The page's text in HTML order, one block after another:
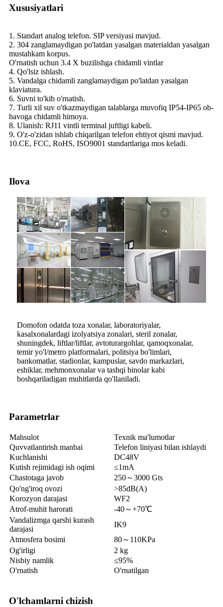
Xususiyatlari
1. Standart analog telefon. SIP versiyasi mavjud.
2. 304 zanglamaydigan po'latdan yasalgan materialdan yasalgan
mustahkam korpus.
O'rnatish uchun 3.4 X buzilishga chidamli vintlar
4. Qo'lsiz ishlash.
5. Vandalga chidamli zanglamaydigan po'latdan yasalgan
klaviatura.
6. Suvni to'kib o'rnatish.
7. Turli xil suv o'tkazmaydigan talablarga muvofiq IP54-IP65 ob-
havoga chidamli himoya.
8. Ulanish: RJ11 vintli terminal juftligi kabeli.
9. O'z-o'zidan ishlab chiqarilgan telefon ehtiyot qismi mavjud.
10.CE, FCC, RoHS, ISO9001 standartlariga mos keladi.
Ilova
Domofon odatda toza xonalar, laboratoriyalar,
kasalxonalardagi izolyatsiya zonalari, steril zonalar,
shuningdek, liftlar/liftlar, avtoturargohlar, qamoqxonalar,
temir yo'l/metro platformalari, politsiya bo'limlari,
bankomatlar, stadionlar, kampuslar, savdo markazlari,
eshiklar, mehmonxonalar va tashqi binolar kabi
boshqariladigan muhitlarda qo'llaniladi.
Parametrlar
Mahsulot
Texnik ma'lumotlar
Quvvatlantirish manbai
Telefon liniyasi bilan ishlaydi
Kuchlanishi
DC48V
Kutish rejimidagi ish oqimi
≤1mA
Chastotaga javob
250～3000 Gts
Qo'ng'iroq ovozi
>85dB(A)
Korozyon darajasi
WF2
Atrof-muhit harorati
-40～+70℃
Vandalizmga qarshi kurash
darajasi
IK9
Atmosfera bosimi
80～110KPa
Og'irligi
2 kg
Nisbiy namlik
≤95%
O'rnatish
O'rnatilgan
O'lchamlarni chizish